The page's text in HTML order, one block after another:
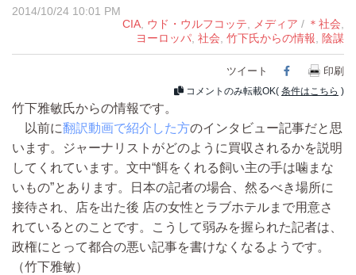
2014/10/24 10:01 PM
CIA, ウド・ウルフコッテ, メディア / ＊社会,
ヨーロッパ, 社会, 竹下氏からの情報, 陰謀
ツイート Facebook
印刷
コメントのみ転載OK( 条件はこちら )
竹下雅敏氏からの情報です。
以前に翻訳動画で紹介した方のインタビュー記事だと思
います。ジャーナリストがどのように買収されるかを説明
してくれています。文中“餌をくれる飼い主の手は噛まな
いもの”とあります。日本の記者の場合、然るべき場所に
接待され、店を出た後 店の女性とラブホテルまで用意さ
れているとのことです。こうして弱みを握られた記者は、
政権にとって都合の悪い記事を書けなくなるようです。
（竹下雅敏）